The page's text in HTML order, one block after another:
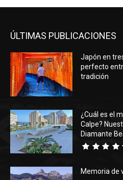
ÚLTIMAS PUBLICACIONES
Japón en
perfecto
tradición
¿Cuál es el
Calpe?
Diamante
Memoria de